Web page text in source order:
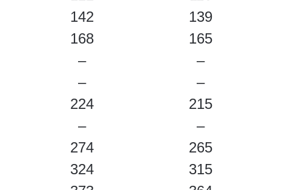
142
139
168
165
–
–
–
–
224
215
–
–
274
265
324
315